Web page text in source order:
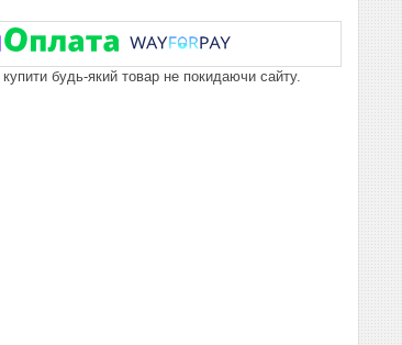
будь-який товар не покидаючи сайту.